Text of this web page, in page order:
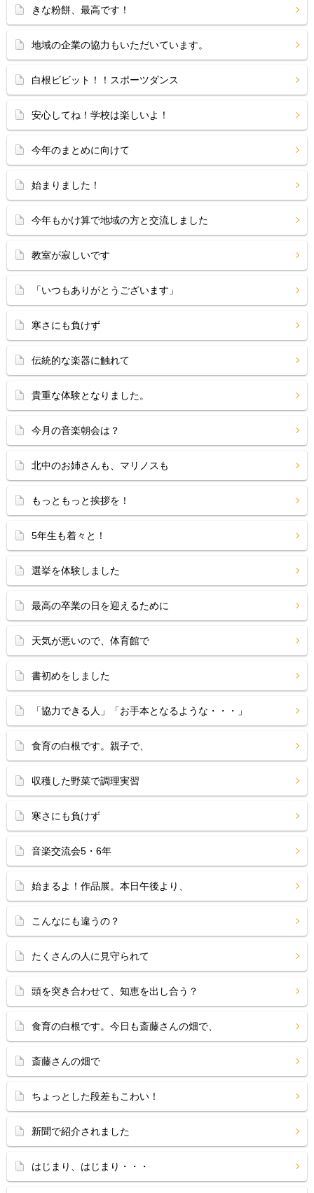
きな粉餅、最高です！
地域の企業の協力もいただいています。
白根ビビット！！スポーツダンス
安心してね！学校は楽しいよ！
今年のまとめに向けて
始まりました！
今年もかけ算で地域の方と交流しました
教室が寂しいです
「いつもありがとうございます」
寒さにも負けず
伝統的な楽器に触れて
貴重な体験となりました。
今月の音楽朝会は？
北中のお姉さんも、マリノスも
もっともっと挨拶を！
5年生も着々と！
選挙を体験しました
最高の卒業の日を迎えるために
天気が悪いので、体育館で
書初めをしました
「協力できる人」「お手本となるような・・・」
食育の白根です。親子で、
収穫した野菜で調理実習
寒さにも負けず
音楽交流会5・6年
始まるよ！作品展。本日午後より、
こんなにも違うの？
たくさんの人に見守られて
頭を突き合わせて、知恵を出し合う？
食育の白根です。今日も斎藤さんの畑で、
斎藤さんの畑で
ちょっとした段差もこわい！
新聞で紹介されました
はじまり、はじまり・・・